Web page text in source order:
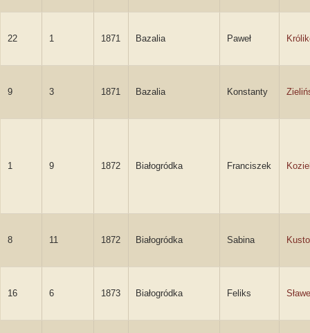
22 1 1871 Bazalia Paweł
9 3 1871 Bazalia Konstanty
1 9 1872 Białogródka Franciszek
8 11 1872 Białogródka Sabina
16 6 1873 Białogródka Feliks